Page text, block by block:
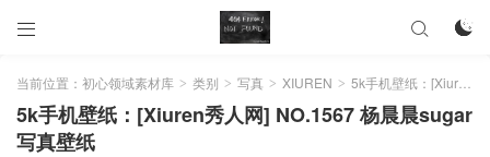
 

当前位置： 初心领域素材库 > 类别 > 写真 > XIUREN > 5k手机壁纸：[Xiuren秀人网] NO.1567 杨晨晨sugar 写真壁纸
5k手机壁纸：[Xiuren秀人网] NO.1567 杨晨晨sugar
写真壁纸